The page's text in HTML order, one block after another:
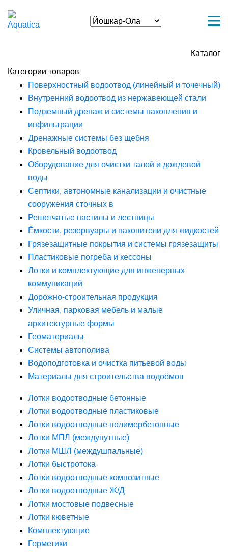
Каталог
Категории товаров
Поверхностный водоотвод (линейный и точечный)
Внутренний водоотвод из нержавеющей стали
Подземный дренаж и системы накопления и
инфильтрации
Дренажные системы без щебня
Кровельный водоотвод
Оборудование для очистки талой и дождевой
воды
Септики, автономные канализации и очистные
сооружения сточных в
Решетчатые настилы и лестницы
Ёмкости, резервуары и накопители для жидкостей
Грязезащитные покрытия и системы грязезащиты
Пластиковые погреба и кессоны
Лотки и комплектующие для инженерных
коммуникаций
Дорожно-строительная продукция
Уличная, парковая мебель и малые
архитектурные формы
Геоматериалы
Системы автополива
Водоподготовка и очистка питьевой воды
Материалы для строительства водоёмов
Лотки водоотводные бетонные
Лотки водоотводные пластиковые
Лотки водоотводные полимербетонные
Лотки МПЛ (междупутные)
Лотки МШЛ (междушпальные)
Лотки быстротока
Лотки водоотводные композитные
Лотки водоотводные Ж/Д
Лотки мостовые подвесные
Лотки кюветные
Комплектующие
Герметики